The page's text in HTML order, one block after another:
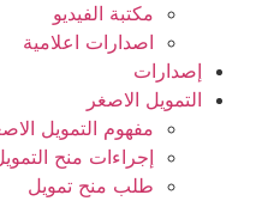
مكتبة الفيديو
اصدارات اعلامية
إصدارات
التمويل الاصغر
مفهوم التمويل
إجراءات منح
طلب منح تمويل